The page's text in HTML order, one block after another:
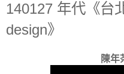
140127 年代《台
design》
陳年